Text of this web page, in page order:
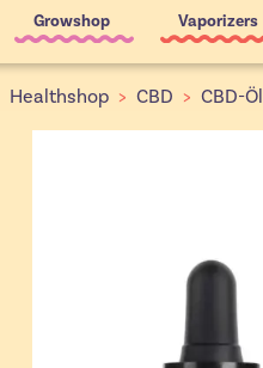
Growshop Vaporizers
Healthshop > CBD > CBD-Öl